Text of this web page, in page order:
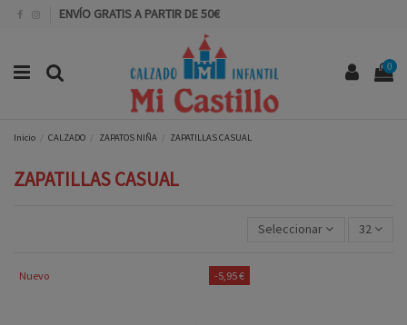
ENVÍO GRATIS A PARTIR DE 50€
0
Inicio CALZADO ZAPATOS NIÑA ZAPATILLAS CASUAL
ZAPATILLAS CASUAL
Seleccionar 32
Nuevo -5,95 €